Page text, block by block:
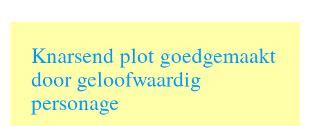
Knarsend plot goedgemaakt
door geloofwaardig
personage